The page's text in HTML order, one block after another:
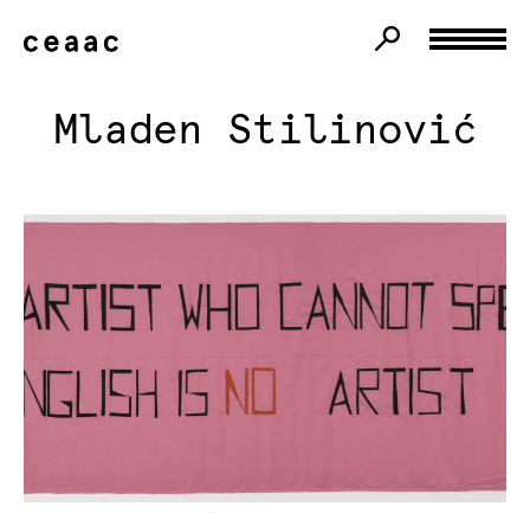
Mladen Stilinović